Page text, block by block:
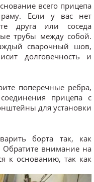
всего прицепа
Если у вас нет
друга или соседа
трубы между собой.
сварочный шов,
долговечность и
поперечные ребра,
прицепа с
для установки
борта так, как
Обратите внимание на
к основанию, так как